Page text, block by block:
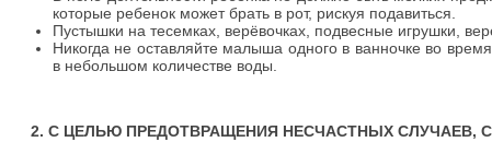
которые ребенок может брать в рот, рискуя подавиться.
Пустышки на тесемках, верёвочках, подвесные игрушки,
Никогда не оставляйте малыша одного в ванночке во
в небольшом количестве воды.
2. С ЦЕЛЬЮ ПРЕДОТВРАЩЕНИЯ НЕСЧАСТНЫХ СЛУЧАЕВ,